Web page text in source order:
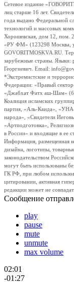
Сетевое издание
лиц старше 16 лет.
года выдано Федеральной
технологий и массовых
Хорошевская, дом 12, пом.
«РУ ФМ» (123298 Москва,
GOVORITMOSKVA.RU.
зарубежные страны. Языки:
Георгиевич. Email:
*Экстремистские и
Федерации: «Правый
«Джабхат Фатх аш-Шам»
Коалиция исламских
партия, «Аль-Каида»,
народа», «Свидетели
«Артподготовка»,
в России» и входящие в ее
Информация, размещенная
дизайна, логотипы,
законодательством
могут быть использованы
ГК РФ, при любом
цитировании, активная
редакции может не
Сообщение
play
pause
mute
unmute
max volume
02:01
-01:27